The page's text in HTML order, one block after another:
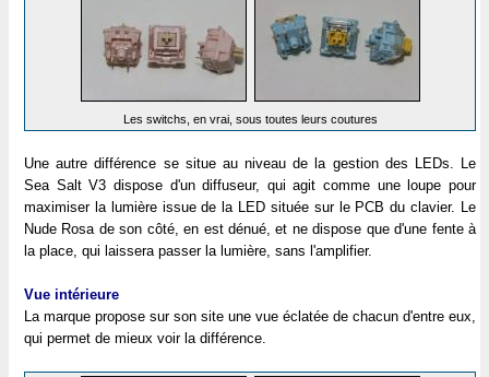
Les switchs, en vrai, sous toutes leurs coutures
Une autre différence se situe au niveau de la gestion des LEDs. Le
Sea Salt V3 dispose d'un diffuseur, qui agit comme une loupe pour
maximiser la lumière issue de la LED située sur le PCB du clavier. Le
Nude Rosa de son côté, en est dénué, et ne dispose que d'une fente à
la place, qui laissera passer la lumière, sans l'amplifier.
Vue intérieure
La marque propose sur son site une vue éclatée de chacun d'entre eux,
qui permet de mieux voir la différence.